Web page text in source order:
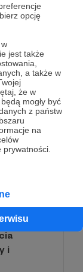
opcję
jest także
a także w
że w
mogły być
z państw
na
dla
i
stanowi
z
się
i